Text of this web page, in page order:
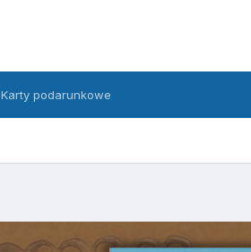
Karty podarunkowe